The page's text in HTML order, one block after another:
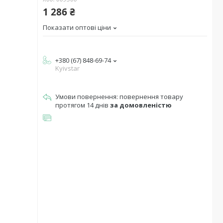
1 286 ₴
Показати оптові ціни
+380 (67) 848-69-74
Kyivstar
повернення товару
протягом 14 днів за домовленістю